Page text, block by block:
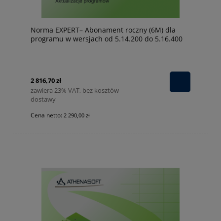
Norma EXPERT– Abonament roczny (6M) dla
programu w wersjach od 5.14.200 do 5.16.400
2 816,70 zł
zawiera 23% VAT, bez kosztów
dostawy
Cena netto: 2 290,00 zł